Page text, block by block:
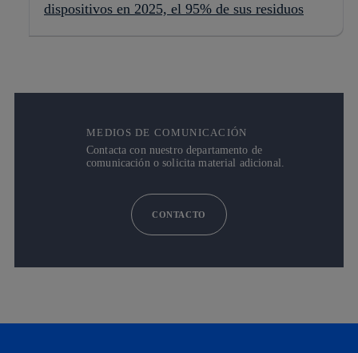
dispositivos en 2025, el 95% de sus residuos
MEDIOS DE COMUNICACIÓN
Contacta con nuestro departamento de
comunicación o solicita material adicional.
CONTACTO